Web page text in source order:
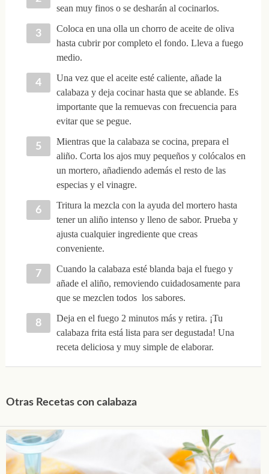
sean muy finos o se desharán al cocinarlos.
Coloca en una olla un chorro de aceite de oliva
hasta cubrir por completo el fondo. Lleva a fuego
medio.
Una vez que el aceite esté caliente, añade la
calabaza y deja cocinar hasta que se ablande. Es
importante que la remuevas con frecuencia para
evitar que se pegue.
Mientras que la calabaza se cocina, prepara el
aliño. Corta los ajos muy pequeños y colócalos en
un mortero, añadiendo además el resto de las
especias y el vinagre.
Tritura la mezcla con la ayuda del mortero hasta
tener un aliño intenso y lleno de sabor. Prueba y
ajusta cualquier ingrediente que creas
conveniente.
Cuando la calabaza esté blanda baja el fuego y
añade el aliño, removiendo cuidadosamente para
que se mezclen todos los sabores.
Deja en el fuego 2 minutos más y retira. ¡Tu
calabaza frita está lista para ser degustada! Una
receta deliciosa y muy simple de elaborar.
Otras Recetas con calabaza